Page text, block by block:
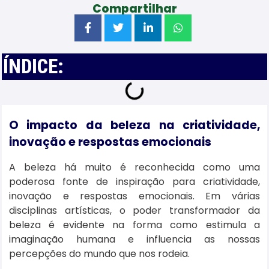
Compartilhar
ÍNDICE:
O impacto da beleza na criatividade,
inovação e respostas emocionais
A beleza há muito é reconhecida como uma
poderosa fonte de inspiração para criatividade,
inovação e respostas emocionais. Em várias
disciplinas artísticas, o poder transformador da
beleza é evidente na forma como estimula a
imaginação humana e influencia as nossas
percepções do mundo que nos rodeia.